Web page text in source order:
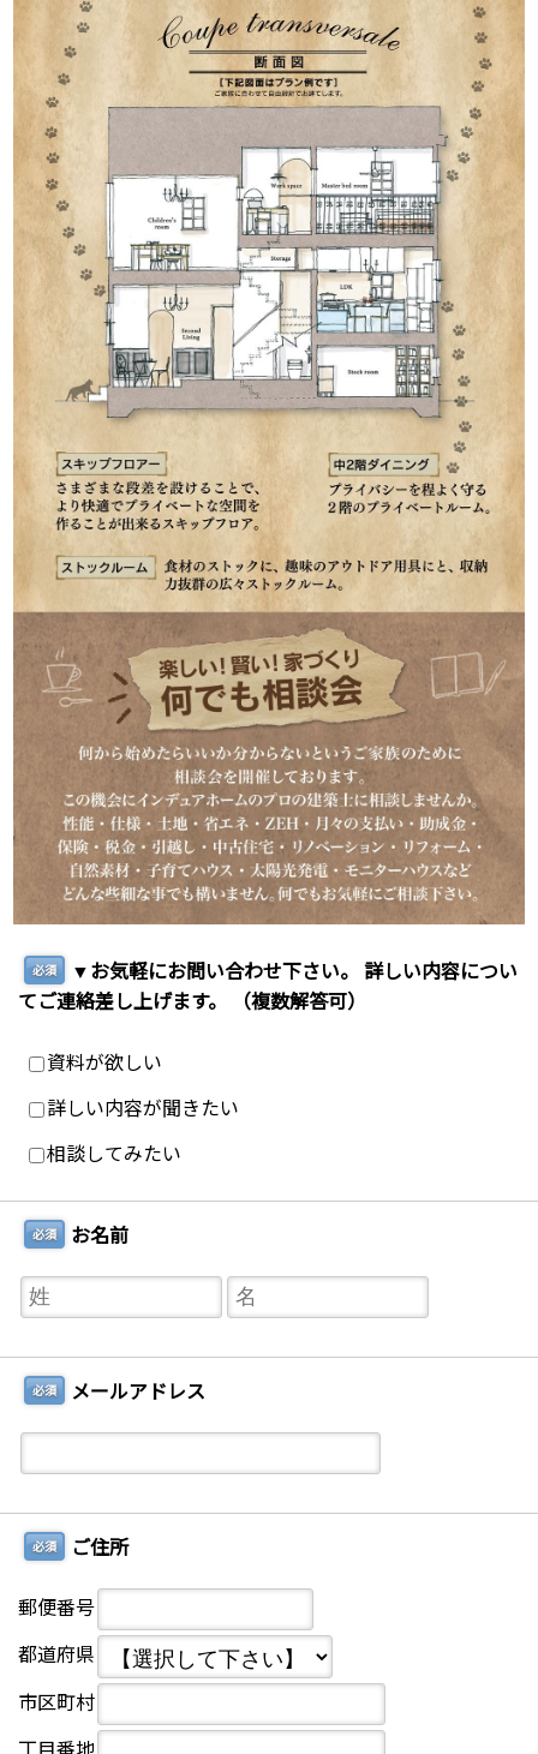
必須
▼お気軽にお問い合わせ下さい。 詳しい内容につい
てご連絡差し上げます。 （複数解答可）
資料が欲しい
詳しい内容が聞きたい
相談してみたい
必須 お名前
必須 メールアドレス
必須 ご住所
郵便番号
都道府県
市区町村
丁目番地